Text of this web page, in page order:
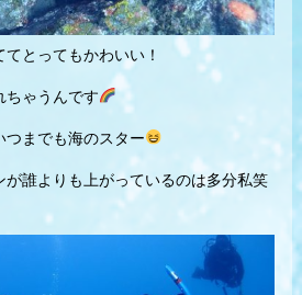
とってもかわいい！
ちゃうんです
つまでも海のスター
が誰よりも上がっているのは多分私笑